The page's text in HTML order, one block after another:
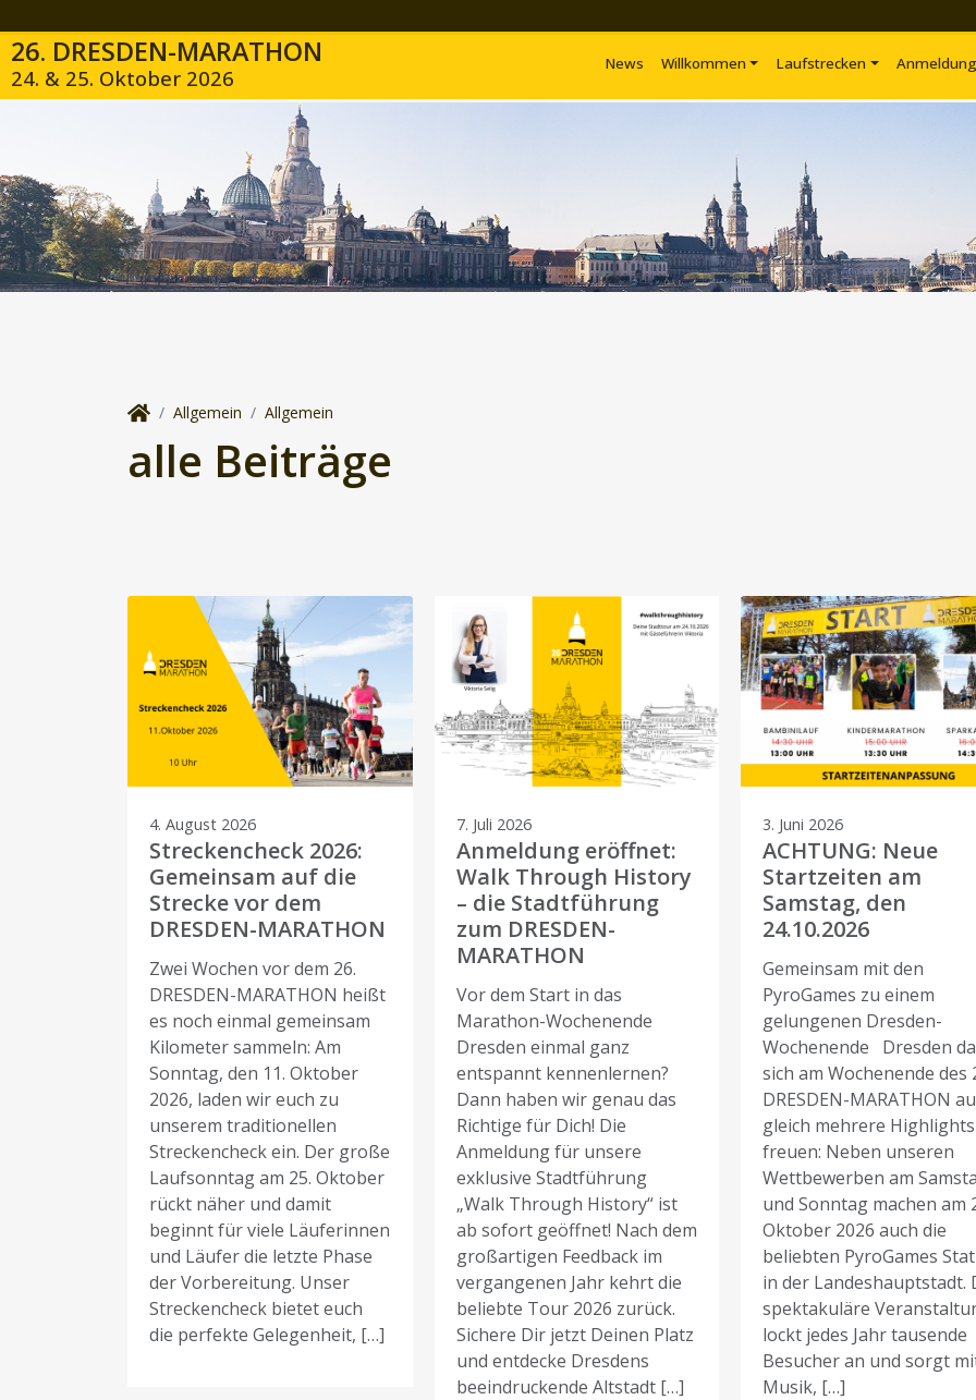
26. DRESDEN-MARATHON
24. & 25. Oktober 2026
News Willkommen Laufstrecken Anmeldung
Allgemein Allgemein
alle Beiträge
4. August 2026
Streckencheck 2026:
Gemeinsam auf die
Strecke vor dem
DRESDEN-MARATHON
Zwei Wochen vor dem 26.
DRESDEN-MARATHON heißt
es noch einmal gemeinsam
Kilometer sammeln: Am
Sonntag, den 11. Oktober
2026, laden wir euch zu
unserem traditionellen
Streckencheck ein. Der große
Laufsonntag am 25. Oktober
rückt näher und damit
beginnt für viele Läuferinnen
und Läufer die letzte Phase
der Vorbereitung. Unser
Streckencheck bietet euch
die perfekte Gelegenheit, […]
7. Juli 2026
Anmeldung eröffnet:
Walk Through History
– die Stadtführung
zum DRESDEN-
MARATHON
Vor dem Start in das
Marathon-Wochenende
Dresden einmal ganz
entspannt kennenlernen?
Dann haben wir genau das
Richtige für Dich! Die
Anmeldung für unsere
exklusive Stadtführung
„Walk Through History“ ist
ab sofort geöffnet! Nach dem
großartigen Feedback im
vergangenen Jahr kehrt die
beliebte Tour 2026 zurück.
Sichere Dir jetzt Deinen Platz
und entdecke Dresdens
beeindruckende Altstadt […]
3. Juni 2026
ACHTUNG: Neue
Startzeiten am
Samstag, den
24.10.2026
Gemeinsam mit den
PyroGames zu einem
gelungenen Dresden-
Wochenende Dresden
sich am Wochenende des
DRESDEN-MARATHON
gleich mehrere Highlights
freuen: Neben unseren
Wettbewerben am
und Sonntag machen am
Oktober 2026 auch die
beliebten PyroGames
in der Landeshauptstadt.
spektakuläre
lockt jedes Jahr tausende
Besucher an und sorgt
Musik, […]